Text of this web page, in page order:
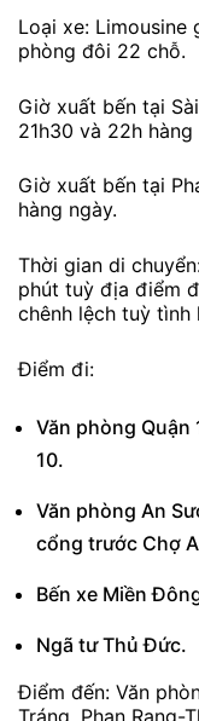
Loại xe: Limousine
phòng đôi 22 chỗ.
Giờ xuất bến tại
21h30 và 22h hàng
Giờ xuất bến tại
hàng ngày.
Thời gian di
phút tuỳ địa điểm
chênh lệch tuỳ tình
Điểm đi:
Văn phòng Quận
10.
Văn phòng An
cổng trước Chợ
Bến xe Miền
Ngã tư Thủ Đức.
Điểm đến: Văn